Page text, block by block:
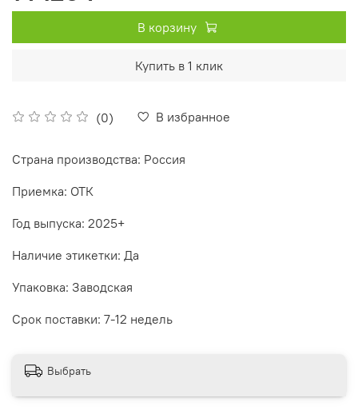
(0) В избранное
В корзину
Купить в 1 клик
Страна производства: Россия
Приемка: ОТК
Год выпуска: 2025+
Наличие этикетки: Да
Упаковка: Заводская
Срок поставки: 7-12 недель
Выбрать